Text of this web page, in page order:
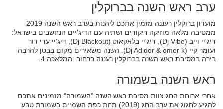
ערב ראש השנה בברוקלין
מועדון ברוקלין רעננה מזמין אתכם ליהנות בערב ראש השנה 2019
ממסיבה מלאה מוזיקה ריקודים ושתיה עם הדיג'יים הנחשבים בישראל:
דיג'יי וייב (Dj Vibe), דיג'יי בלאקאוט (Dj Blackout), דיג'יי עדי דור
ועומר קיי (Dj Adidor & omer k). השנה משאירים מקום בבטן להרבה
בירה במסיבת ראש השנה בברוקלין רעננה ברחוב :המלאכה 4.
ראש השנה בשמורה
אחרי ארוחת החג צוות מסיבת ראש השנה "השמורה" מזמינים אתכם
להגיע לחגוג את ערב החג (2019) תחת כפת השמיים בשמורת טבע